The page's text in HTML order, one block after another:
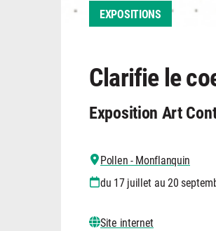
EXPOSITIONS
Clarifie le
Exposition Art
Pollen - Monflanquin
du 17 juillet au 20
Site internet